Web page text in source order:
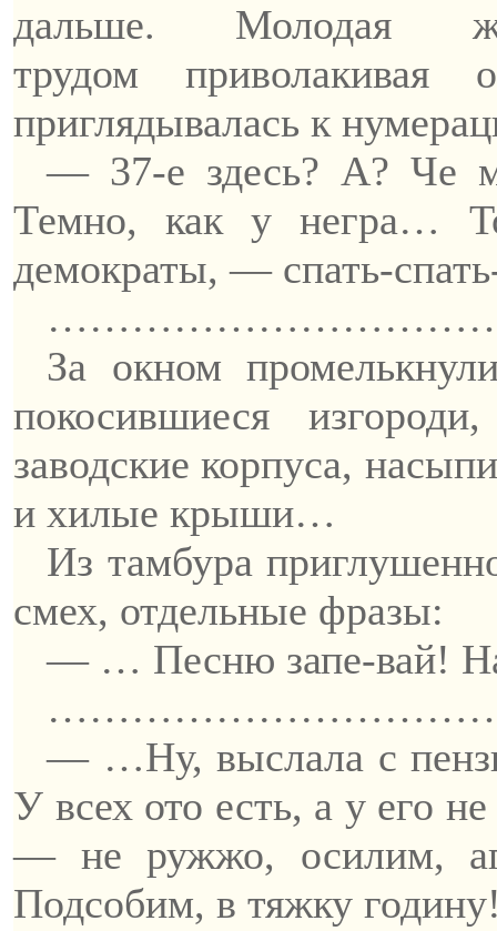
дальше. Молодая
трудом приволакивая
приглядывалась к
— 37-е здесь? А?Че
Темно, как у негра…
демократы, — спать-
За окном
покосившиеся
заводские корпуса,
и хилые крыши…
Из тамбура
смех, отдельные фразы:
— … Песню запе-вай!
— …Ну, выслала с
У всех ото есть, а у его
— не ружжо, осилим,
Подсобим, в тяжку